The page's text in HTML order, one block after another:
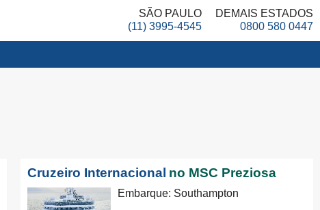
DEMAIS ESTADOS
0800 580 0447
SÃO PAULO
(11) 3995-4545
Cruzeiro Internacional no MSC Preziosa
Embarque: Southampton